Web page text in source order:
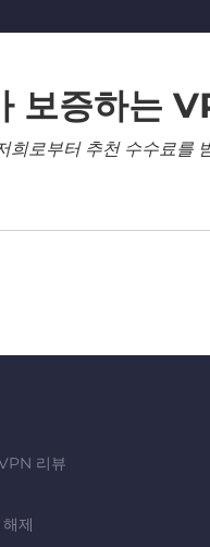
보증하는
희로부터 추천 수수료를
리뷰
제